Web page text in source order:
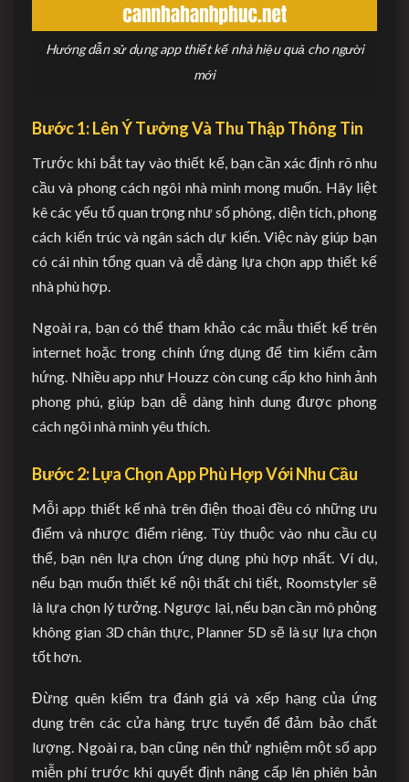
Hướng dẫn sử dụng app thiết kế nhà hiệu quả cho người
mới
Bước 1: Lên Ý Tưởng Và Thu Thập Thông Tin
Trước khi bắt tay vào thiết kế, bạn cần xác định rõ nhu
cầu và phong cách ngôi nhà mình mong muốn. Hãy liệt
kê các yếu tố quan trọng như số phòng, diện tích, phong
cách kiến trúc và ngân sách dự kiến. Việc này giúp bạn
có cái nhìn tổng quan và dễ dàng lựa chọn app thiết kế
nhà phù hợp.
Ngoài ra, bạn có thể tham khảo các mẫu thiết kế trên
internet hoặc trong chính ứng dụng để tìm kiếm cảm
hứng. Nhiều app như Houzz còn cung cấp kho hình ảnh
phong phú, giúp bạn dễ dàng hình dung được phong
cách ngôi nhà mình yêu thích.
Bước 2: Lựa Chọn App Phù Hợp Với Nhu Cầu
Mỗi app thiết kế nhà trên điện thoại đều có những ưu
điểm và nhược điểm riêng. Tùy thuộc vào nhu cầu cụ
thể, bạn nên lựa chọn ứng dụng phù hợp nhất. Ví dụ,
nếu bạn muốn thiết kế nội thất chi tiết, Roomstyler sẽ
là lựa chọn lý tưởng. Ngược lại, nếu bạn cần mô phỏng
không gian 3D chân thực, Planner 5D sẽ là sự lựa chọn
tốt hơn.
Đừng quên kiểm tra đánh giá và xếp hạng của ứng
dụng trên các cửa hàng trực tuyến để đảm bảo chất
lượng. Ngoài ra, bạn cũng nên thử nghiệm một số app
miễn phí trước khi quyết định nâng cấp lên phiên bản